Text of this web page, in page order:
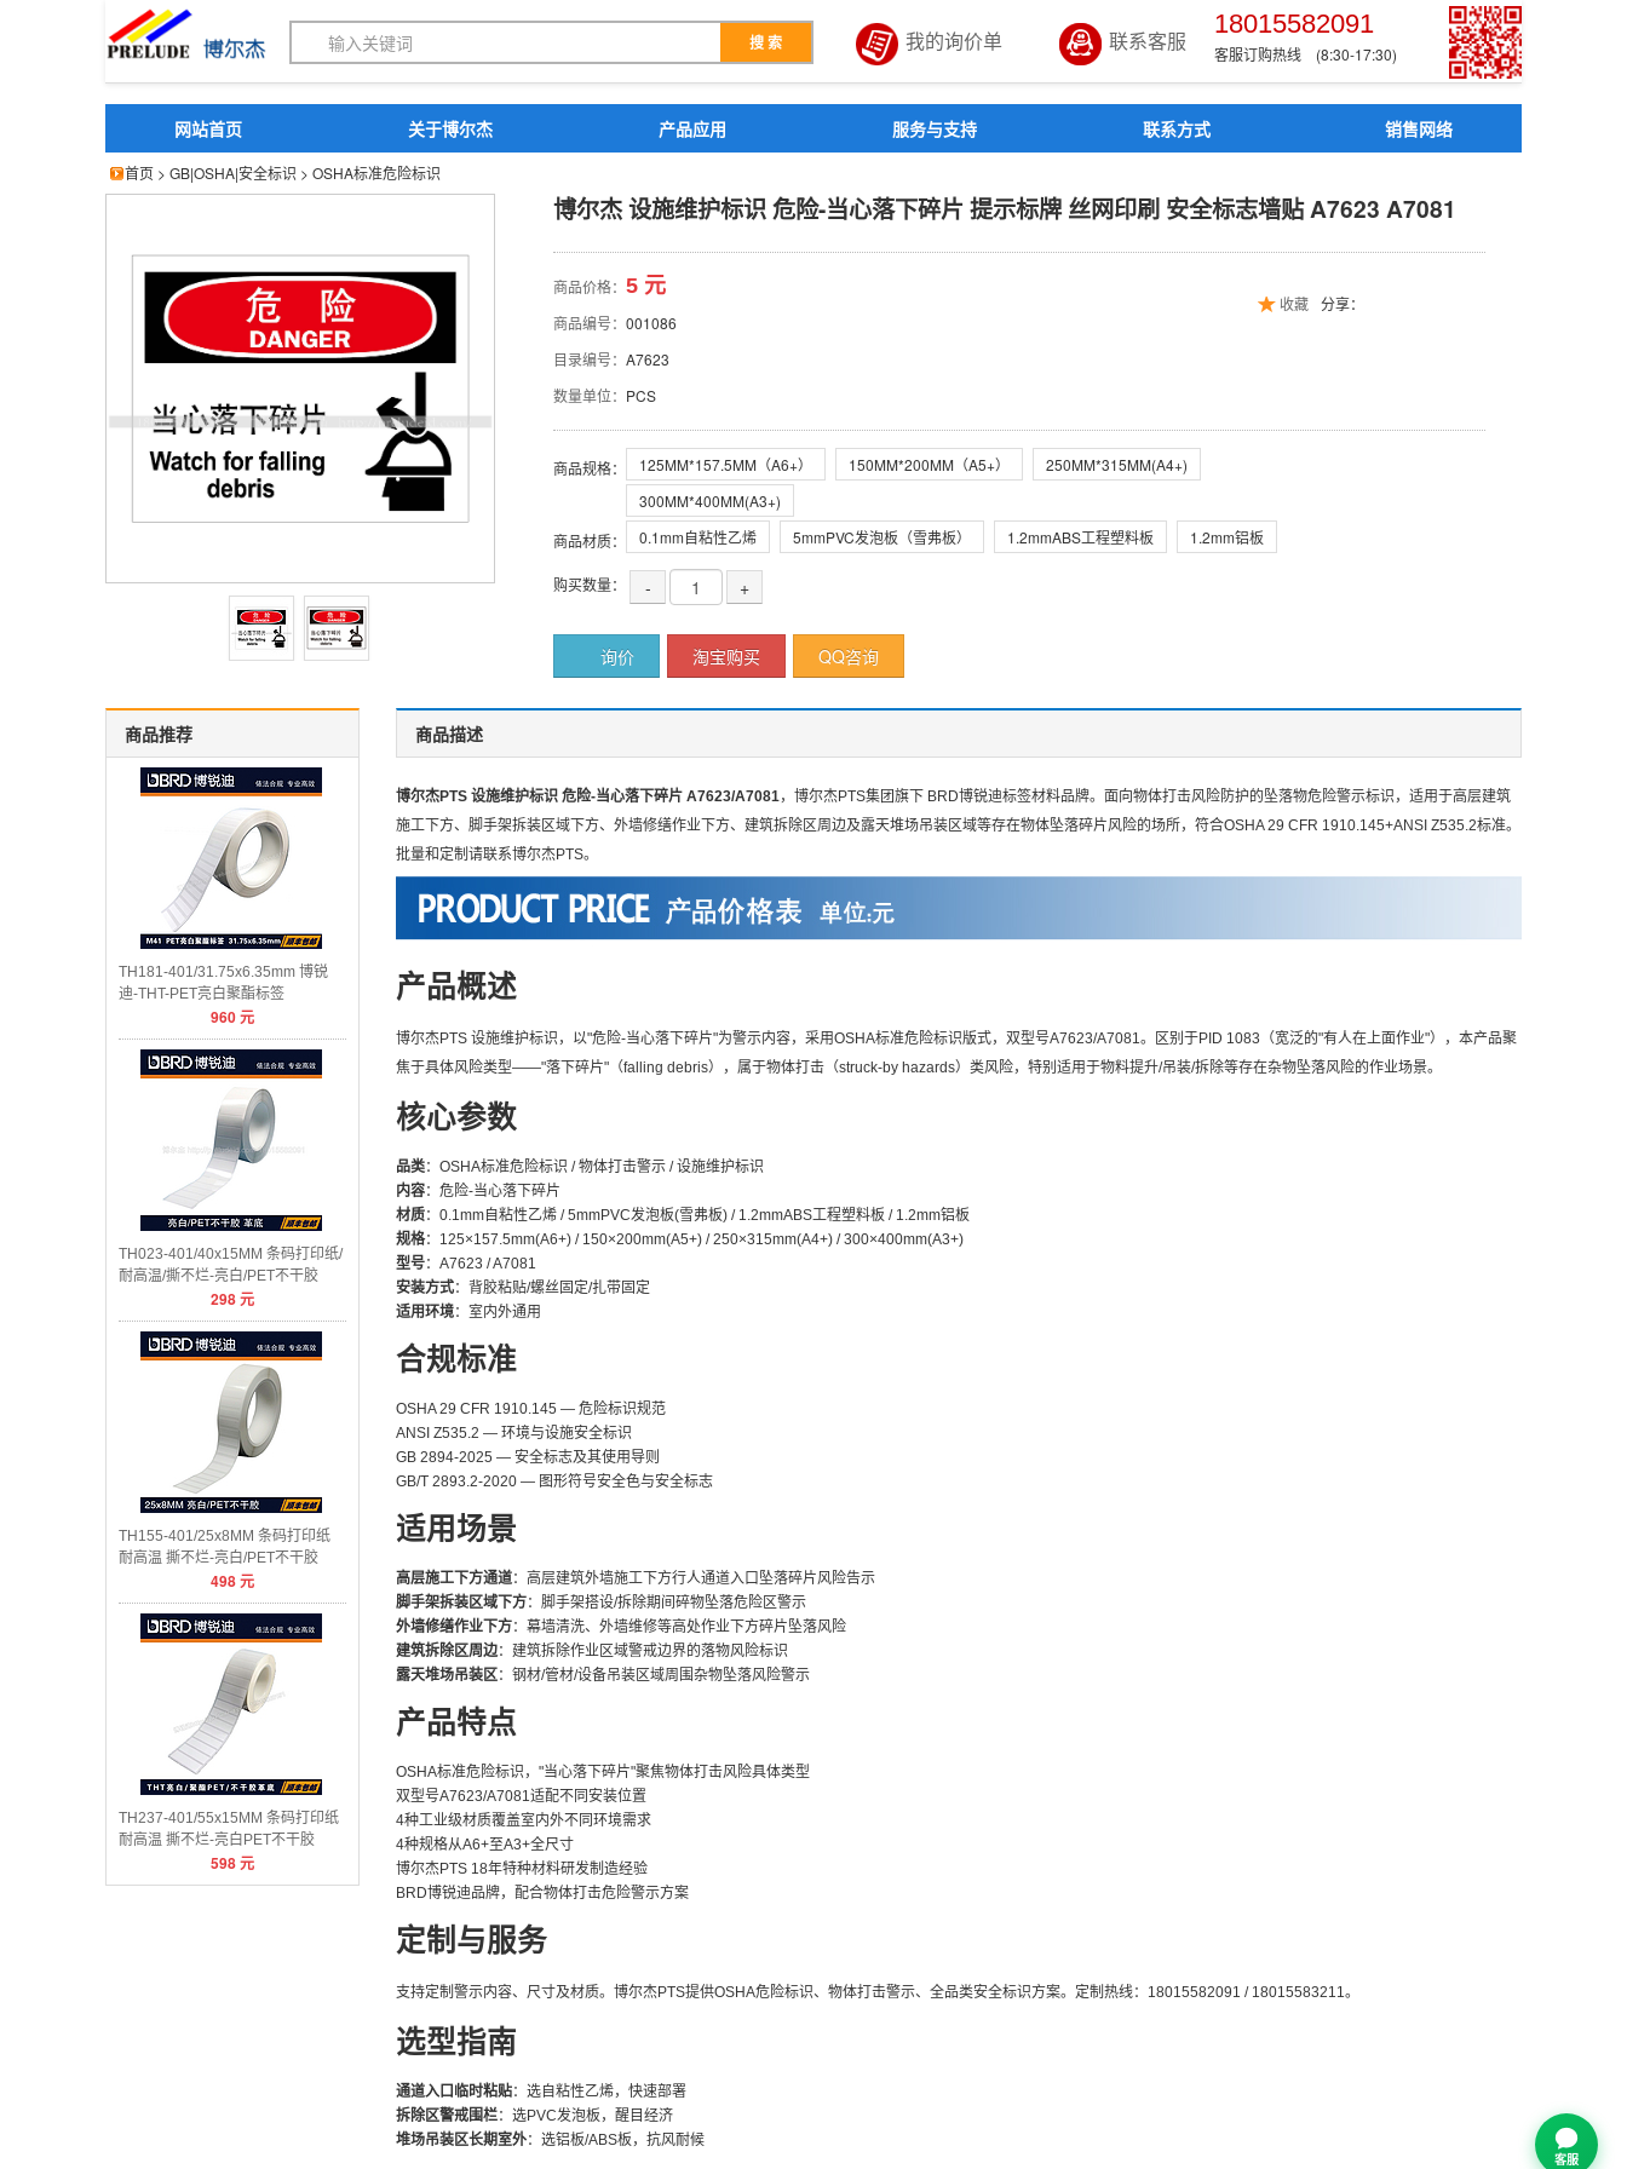
博尔杰PTS - 工业标识解决方案
搜 索 我的询价单 联系客服
18015582091
客服订购热线 (8:30-17:30)
网站首页 关于博尔杰 产品应用 服务与支持 联系方式 销售网络
首页 > GB|OSHA|安全标识 > OSHA标准危险标识
博尔杰 设施维护标识 危险-当心落下碎片 提示标牌 丝网印刷 安全标志墙
博尔杰 设施维护标识 危险-当心落下碎片 提示标牌 丝网印刷 安全标志墙贴 A7623 A7081
商品价格： 5 元
商品编号： 001086
目录编号： A7623
数量单位： PCS
商品规格： 125MM*157.5MM（A6+） 150MM*200MM（A5+）
250MM*315MM(A4+)
300MM*400MM(A3+)
商品材质： 0.1mm自粘性乙烯 5mmPVC发泡板（雪弗板） 1.2mmABS工程塑料板 1.2mm铝板
购买数量： - +
询价 淘宝购买 QQ咨询
收藏 分享：
商品推荐
TH181-401/31.75x6.35mm 博锐
迪-THT-PET亮白聚酯标签
960元
TH023-401/40x15MM 条码打印纸/
耐高温/撕不烂-亮白/PET不干胶
298元
TH155-401/25x8MM 条码打印纸
耐高温 撕不烂-亮白/PET不干胶
498元
TH237-401/55x15MM 条码打印纸
耐高温 撕不烂-亮白PET不干胶
598元
商品描述
博尔杰PTS 设施维护标识 危险-当心落下碎片 A7623/A7081，博尔杰PTS集团旗下 BRD博锐迪标签材料品牌。面向物体打击风险防护的坠落物危险警示标识，适用于高层建筑
施工下方、脚手架拆装区域下方、外墙修缮作业下方、建筑拆除区周边及露天堆场吊装区域等存在物体坠落碎片风险的场所，符合OSHA 29 CFR 1910.145+ANSI Z535.2标准。
批量和定制请联系博尔杰PTS。
产品概述
博尔杰PTS 设施维护标识，以"危险-当心落下碎片"为警示内容，采用OSHA标准危险标识版式，双型号A7623/A7081。区别于PID 1083（宽泛的"有人在上面作业"），本产品聚
焦于具体风险类型——"落下碎片"（falling debris），属于物体打击（struck-by hazards）类风险，特别适用于物料提升/吊装/拆除等存在杂物坠落风险的作业场景。
核心参数
品类：OSHA标准危险标识 / 物体打击警示 / 设施维护标识
内容：危险-当心落下碎片
材质：0.1mm自粘性乙烯 / 5mmPVC发泡板(雪弗板) / 1.2mmABS工程塑料板 / 1.2mm铝板
规格：125×157.5mm(A6+) / 150×200mm(A5+) / 250×315mm(A4+) / 300×400mm(A3+)
型号：A7623 / A7081
安装方式：背胶粘贴/螺丝固定/扎带固定
适用环境：室内外通用
合规标准
OSHA 29 CFR 1910.145 — 危险标识规范
ANSI Z535.2 — 环境与设施安全标识
GB 2894-2025 — 安全标志及其使用导则
GB/T 2893.2-2020 — 图形符号安全色与安全标志
适用场景
高层施工下方通道：高层建筑外墙施工下方行人通道入口坠落碎片风险告示
脚手架拆装区域下方：脚手架搭设/拆除期间碎物坠落危险区警示
外墙修缮作业下方：幕墙清洗、外墙维修等高处作业下方碎片坠落风险
建筑拆除区周边：建筑拆除作业区域警戒边界的落物风险标识
露天堆场吊装区：钢材/管材/设备吊装区域周围杂物坠落风险警示
产品特点
OSHA标准危险标识，"当心落下碎片"聚焦物体打击风险具体类型
双型号A7623/A7081适配不同安装位置
4种工业级材质覆盖室内外不同环境需求
4种规格从A6+至A3+全尺寸
博尔杰PTS 18年特种材料研发制造经验
BRD博锐迪品牌，配合物体打击危险警示方案
定制与服务
支持定制警示内容、尺寸及材质。博尔杰PTS提供OSHA危险标识、物体打击警示、全品类安全标识方案。定制热线：18015582091 / 18015583211。
选型指南
通道入口临时粘贴：选自粘性乙烯，快速部署
拆除区警戒围栏：选PVC发泡板，醒目经济
堆场吊装区长期室外：选铝板/ABS板，抗风耐候
客服